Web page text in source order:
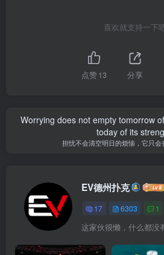
喜欢就支持一下
点赞13 分享
Worrying does not empty tomorrow
today of its
担忧不会清空明日的烦恼，它只
EV德州扑克
17 6303 1
这家伙很懒，什么都没